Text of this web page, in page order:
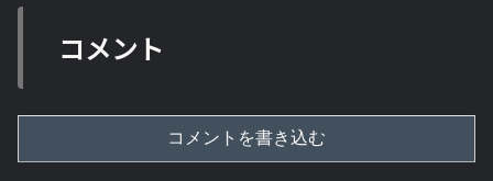
コメント
コメントを書き込む